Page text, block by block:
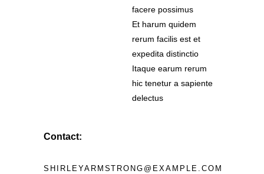
facere possimus
Et harum quidem
rerum facilis est et
expedita distinctio
Itaque earum rerum
hic tenetur a sapiente
delectus
Contact:
SHIRLEYARMSTRONG@EXAMPLE.COM